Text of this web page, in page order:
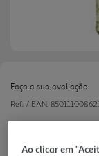
Faça a sua avaliação
Ref. / EAN:
Ao clicar em